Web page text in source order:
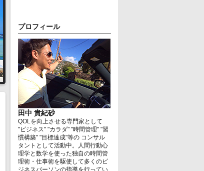
プロフィール
田中 貴紀砂
QOLを向上させる専門家として
"ビジネス" "カラダ" "時間管理" "習
慣構築" "目標達成"等の コンサル
タントとして活動中。人間行動心
理学と数学を使った独自の時間管
理術・仕事術を駆使して多くのビ
ジネスパーソンの指導を行ってい